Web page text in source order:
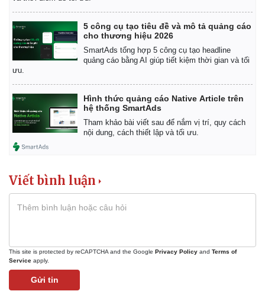
5 công cụ tạo tiêu đề và mô tả quảng cáo
cho thương hiệu 2026
SmartAds tổng hợp 5 công cụ tạo headline
quảng cáo bằng AI giúp tiết kiệm thời gian và tối
ưu.
Hình thức quảng cáo Native Article trên
hệ thống SmartAds
Tham khảo bài viết sau để nắm vị trí, quy cách
nội dung, cách thiết lập và tối ưu.
Viết bình luận
This site is protected by reCAPTCHA and the Google Privacy Policy and Terms of
Service apply.
Gửi tin